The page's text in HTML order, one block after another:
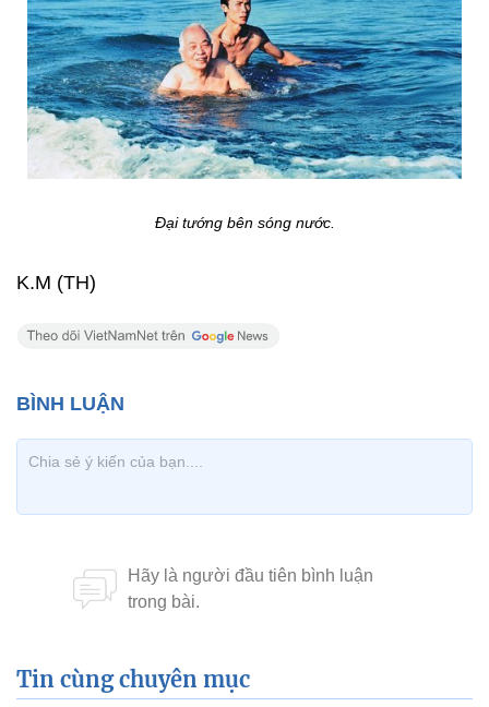
Đại tướng bên sóng nước.
K.M (TH)
Tin cùng chuyên mục